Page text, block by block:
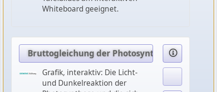
Whiteboard geeignet.
Bruttogleichung der Photosynthese
Grafik, interaktiv: Die Licht-
und Dunkelreaktion der